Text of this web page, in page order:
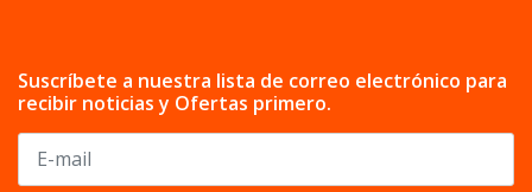
Suscríbete a nuestra lista de correo electrónico para
recibir noticias y Ofertas primero.